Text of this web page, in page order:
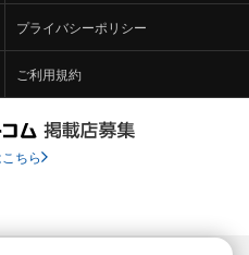
プライバシーポリシー
ご利用規約
ちら